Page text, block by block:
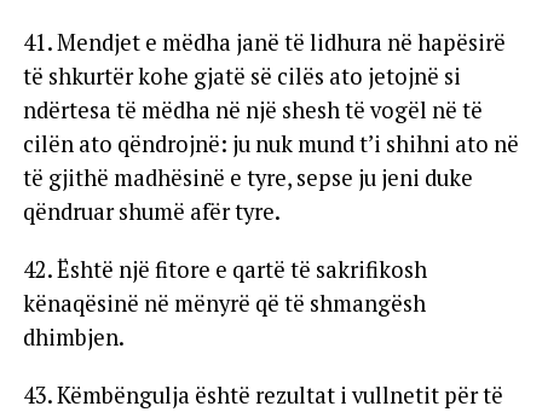
41. Mendjet e mëdha janë të lidhura në hapësirë
të shkurtër kohe gjatë së cilës ato jetojnë si
ndërtesa të mëdha në një shesh të vogël në të
cilën ato qëndrojnë: ju nuk mund t’i shihni ato në
të gjithë madhësinë e tyre, sepse ju jeni duke
qëndruar shumë afër tyre.
42. Është një fitore e qartë të sakrifikosh
kënaqësinë në mënyrë që të shmangësh
dhimbjen.
43. Këmbëngulja është rezultat i vullnetit për të